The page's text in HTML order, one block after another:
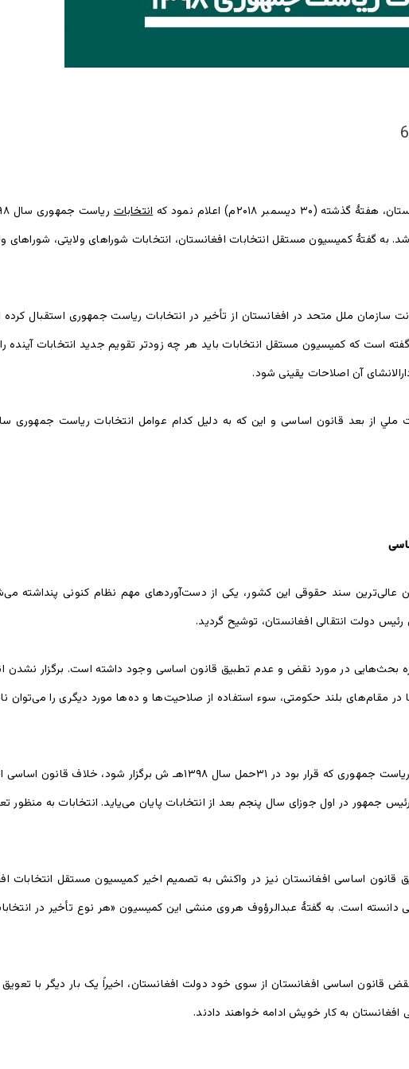
دیسمبر ۲۰۱۸م) اعلام نمود که انتخابات
به گفتۀ کمیسیون مستقل انتخابات افغانستان، انتخابات شوراهای ولایتی، شوراهای
سازمان ملل متحد در افغانستان از تأخیر در انتخابات ریاست جمهوری استقبال
آن اصلاحات یقینی شود.
عالی‌ترین سند حقوقی این کشور، یکی از دست‌آوردهای مهم نظام کنونی
دولت انتقالی افغانستان، توشیح گردید.
بحث‌هایی در مورد نقض و عدم تطبیق قانون اساسی وجود داشته است. برگزار نشدن
در مقام‌های بلند حکومتی، سوء استفاده از صلاحیت‌ها و ده‌ها مورد دیگری را
خلاف قانون اساسی افغانستان، دورۀ کاری حکومت را تمدید می‌کند. مادۀ شصت و یک
جمهور در اول جوزای سال پنجم بعد از انتخابات پایان می‌یاید. انتخابات به
دانسته است. به گفتۀ عبدالرؤوف هروی منشی این کمیسیون «هر نوع تأخیر در
قانون اساسی افغانستان از سوی خود دولت افغانستان، اخیراً یک بار دیگر با
به کار خویش ادامه خواهند دادند.